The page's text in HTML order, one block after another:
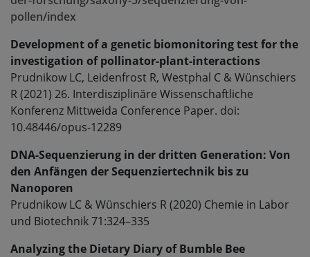
pollen/index
Development of a genetic biomonitoring test for the
investigation of pollinator-plant-interactions
Prudnikow LC, Leidenfrost R, Westphal C & Wünschiers
R (2021) 26. Interdisziplinäre Wissenschaftliche
Konferenz Mittweida Conference Paper. doi:
10.48446/opus-12289
DNA-Sequenzierung in der dritten Generation: Von
den Anfängen der Sequenziertechnik bis zu
Nanoporen
Prudnikow LC & Wünschiers R (2020) Chemie in Labor
und Biotechnik 71:324–335
Analyzing the Dietary Diary of Bumble Bee